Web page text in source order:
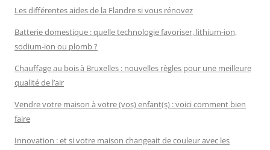
Les différentes aides de la Flandre si vous rénovez
Batterie domestique : quelle technologie favoriser, lithium-ion,
sodium-ion ou plomb ?
Chauffage au bois à Bruxelles : nouvelles règles pour une meilleure
qualité de l’air
Vendre votre maison à votre (vos) enfant(s) : voici comment bien
faire
Innovation : et si votre maison changeait de couleur avec les